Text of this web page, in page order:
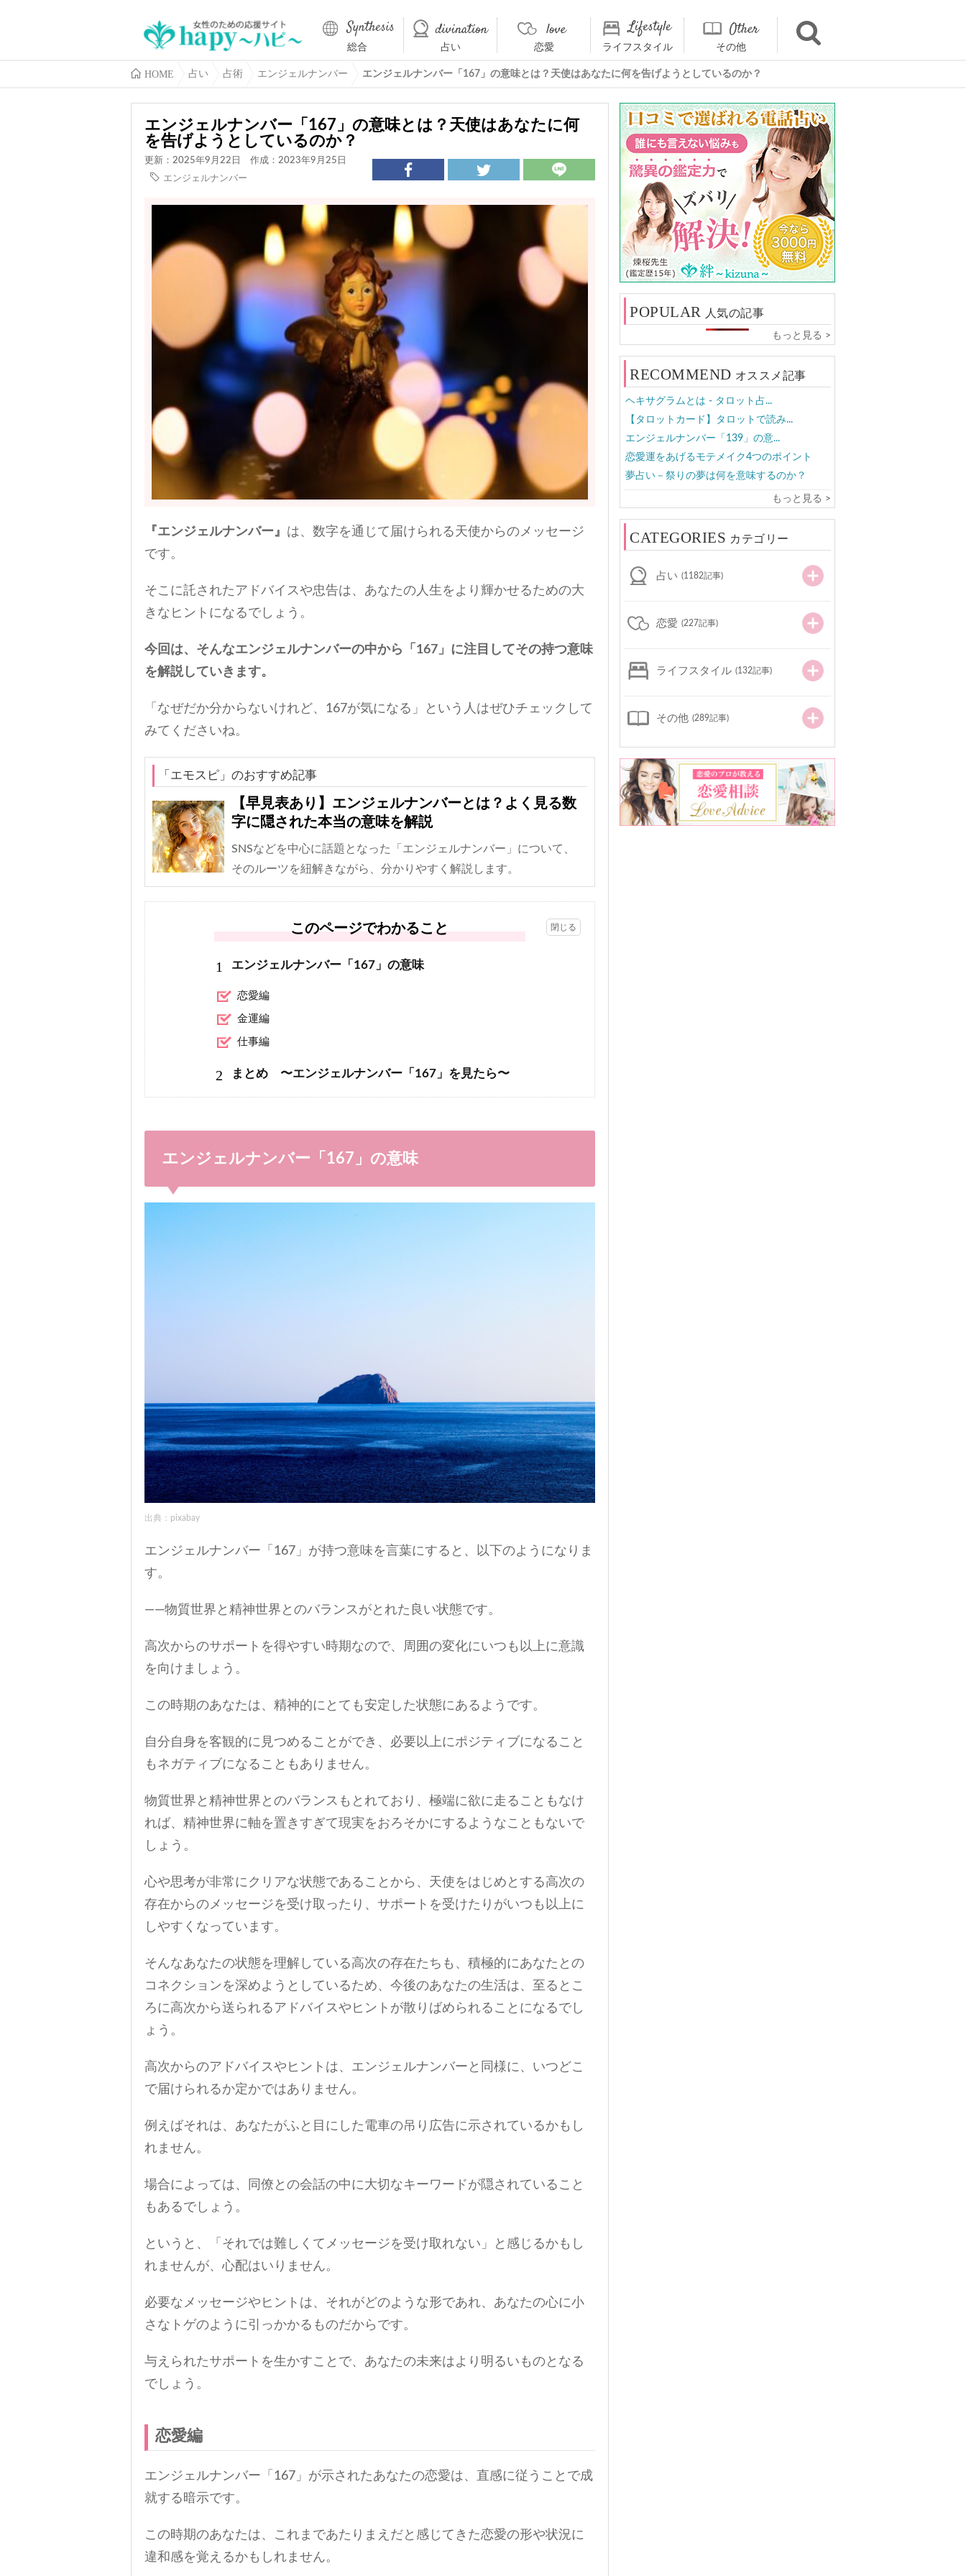
総合 占い 恋愛 ライフスタイル その他
HOME 占い 占術 エンジェルナンバー エンジェルナンバー「167」の意味とは？天使はあなたに何を告げようとしているのか？
エンジェルナンバー「167」の意味とは？天使はあなたに何
を告げようとしているのか？
更新：2025年9月22日
作成：2023年9月25日
エンジェルナンバー
『エンジェルナンバー』 は、数字を通じて届けられる天使からのメッセージ
です。
そこに託されたアドバイスや忠告は、あなたの人生をより輝かせるための大
きなヒントになるでしょう。
今回は、そんなエンジェルナンバーの中から「167」に注目してその持つ意味
を解説していきます。
「なぜだか分からないけれど、167が気になる」という人はぜひチェックして
みてくださいね。
「エモスピ」のおすすめ記事
【早見表あり】エンジェルナンバーとは？よく見る数
字に隠された本当の意味を解説
SNSなどを中心に話題となった「エンジェルナンバー」について、
そのルーツを紐解きながら、分かりやすく解説します。
このページでわかること
1 エンジェルナンバー「167」の意味
恋愛編
金運編
仕事編
2 まとめ 〜エンジェルナンバー「167」を見たら〜
エンジェルナンバー「167」の意味
出典：pixabay
エンジェルナンバー「167」が持つ意味を言葉にすると、以下のようになりま
す。
——物質世界と精神世界とのバランスがとれた良い状態です。
高次からのサポートを得やすい時期なので、周囲の変化にいつも以上に意識
を向けましょう。
この時期のあなたは、精神的にとても安定した状態にあるようです。
自分自身を客観的に見つめることができ、必要以上にポジティブになること
もネガティブになることもありません。
物質世界と精神世界とのバランスもとれており、極端に欲に走ることもなけ
れば、精神世界に軸を置きすぎて現実をおろそかにするようなこともないで
しょう。
心や思考が非常にクリアな状態であることから、天使をはじめとする高次の
存在からのメッセージを受け取ったり、サポートを受けたりがいつも以上に
しやすくなっています。
そんなあなたの状態を理解している高次の存在たちも、積極的にあなたとの
コネクションを深めようとしているため、今後のあなたの生活は、至るとこ
ろに高次から送られるアドバイスやヒントが散りばめられることになるでし
ょう。
高次からのアドバイスやヒントは、エンジェルナンバーと同様に、いつどこ
で届けられるか定かではありません。
例えばそれは、あなたがふと目にした電車の吊り広告に示されているかもし
れません。
場合によっては、同僚との会話の中に大切なキーワードが隠されていること
もあるでしょう。
というと、「それでは難しくてメッセージを受け取れない」と感じるかもし
れませんが、心配はいりません。
必要なメッセージやヒントは、それがどのような形であれ、あなたの心に小
さなトゲのように引っかかるものだからです。
与えられたサポートを生かすことで、あなたの未来はより明るいものとなる
でしょう。
恋愛編
エンジェルナンバー「167」が示されたあなたの恋愛は、直感に従うことで成
就する暗示です。
この時期のあなたは、これまであたりまえだと感じてきた恋愛の形や状況に
違和感を覚えるかもしれません。
POPULAR 人気の記事
もっと見る >
RECOMMEND オススメ記事
ヘキサグラムとは - タロット占...
【タロットカード】タロットで読み...
エンジェルナンバー「139」の意...
恋愛運をあげるモテメイク4つのポイント
夢占い－祭りの夢は何を意味するのか？
もっと見る >
CATEGORIES カテゴリー
占い (1182記事)
恋愛 (227記事)
ライフスタイル (132記事)
その他 (289記事)